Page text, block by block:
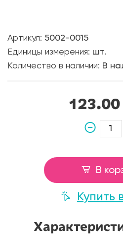
Артикул: 5002-0015
Единицы измерения: шт.
Количество в наличии: В
В
Купить